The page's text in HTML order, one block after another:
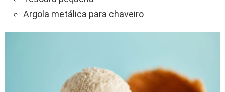
Argola metálica para chaveiro